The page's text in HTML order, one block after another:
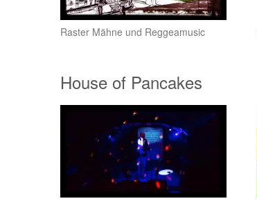
Raster Mähne und Reggeamusic
House of Pancakes